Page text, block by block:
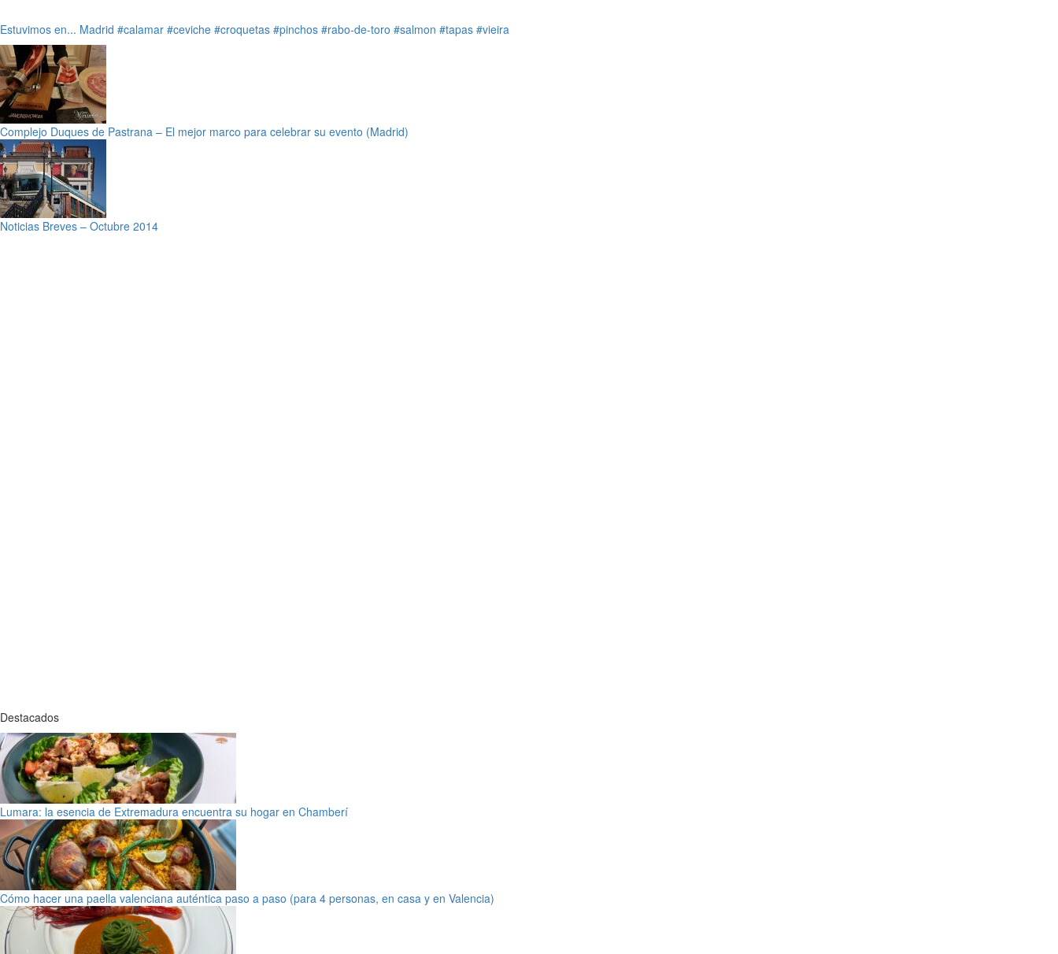
Estuvimos en... Madrid #calamar #ceviche #croquetas #pinchos #rabo-de-toro #salmon #tapas #vieira
Complejo Duques de Pastrana – El mejor marco para celebrar su evento (Madrid)
Noticias Breves – Octubre 2014
Destacados
Lumara: la esencia de Extremadura encuentra su hogar en Chamberí
Cómo hacer una paella valenciana auténtica paso a paso (para 4 personas, en casa y en Valencia)